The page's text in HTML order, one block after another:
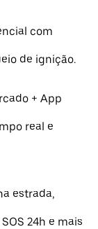
com
de ignição.
+ App
real e
estrada,
24h e mais